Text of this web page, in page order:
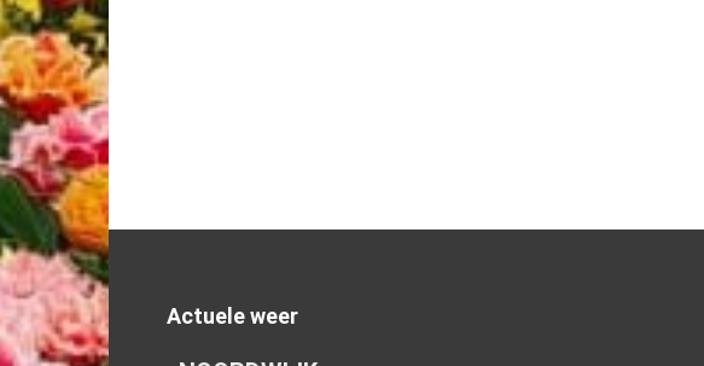
Actuele weer